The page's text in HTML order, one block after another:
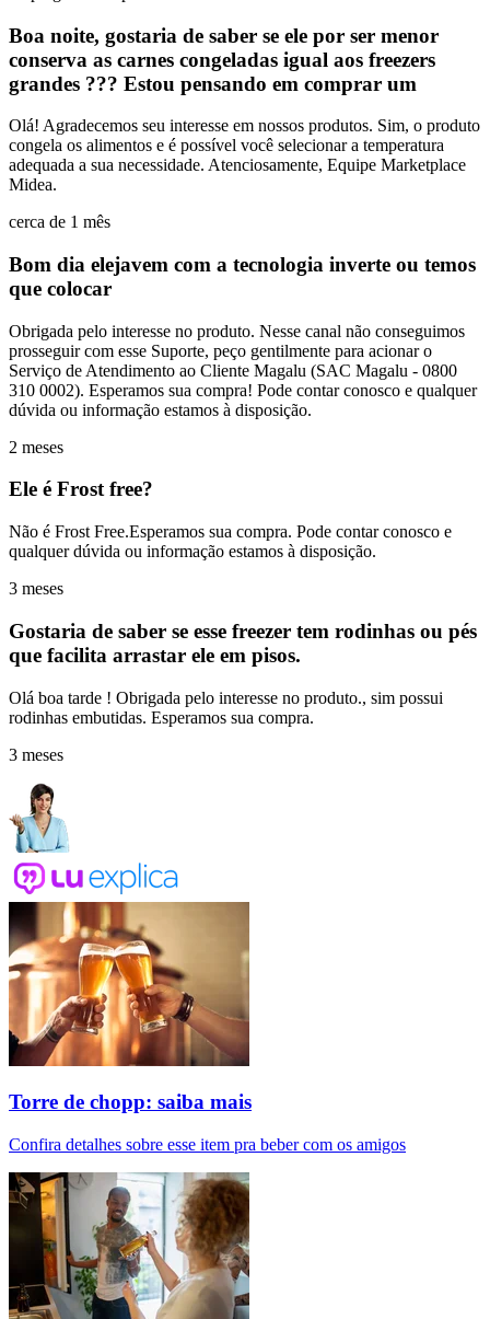
Boa noite, gostaria de saber se ele por ser menor
conserva as carnes congeladas igual aos freezers
grandes ??? Estou pensando em comprar um
Olá! Agradecemos seu interesse em nossos produtos. Sim, o produto
congela os alimentos e é possível você selecionar a temperatura
adequada a sua necessidade. Atenciosamente, Equipe Marketplace
Midea.
cerca de 1 mês
Bom dia elejavem com a tecnologia inverte ou temos
que colocar
Obrigada pelo interesse no produto. Nesse canal não conseguimos
prosseguir com esse Suporte, peço gentilmente para acionar o
Serviço de Atendimento ao Cliente Magalu (SAC Magalu - 0800
310 0002). Esperamos sua compra! Pode contar conosco e qualquer
dúvida ou informação estamos à disposição.
2 meses
Ele é Frost free?
Não é Frost Free.Esperamos sua compra. Pode contar conosco e
qualquer dúvida ou informação estamos à disposição.
3 meses
Gostaria de saber se esse freezer tem rodinhas ou pés
que facilita arrastar ele em pisos.
Olá boa tarde ! Obrigada pelo interesse no produto., sim possui
rodinhas embutidas. Esperamos sua compra.
3 meses
Torre de chopp: saiba mais
Confira detalhes sobre esse item pra beber com os amigos